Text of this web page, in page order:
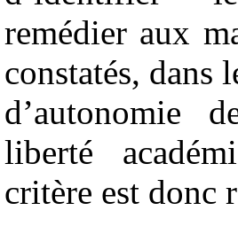
remédier aux
constatés, dans
d’autonomie
liberté
critère est donc